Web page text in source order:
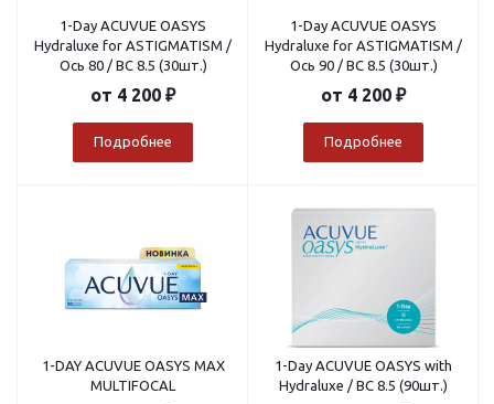
1-Day ACUVUE OASYS
Hydraluxe for ASTIGMATISM /
Ось 80 / BC 8.5 (30шт.)
от 4 200 ₽
Подробнее
1-Day ACUVUE OASYS
Hydraluxe for ASTIGMATISM /
Ось 90 / BC 8.5 (30шт.)
от 4 200 ₽
Подробнее
1-DAY ACUVUE OASYS MAX
MULTIFOCAL
1-Day ACUVUE OASYS with
Hydraluxe / BC 8.5 (90шт.)